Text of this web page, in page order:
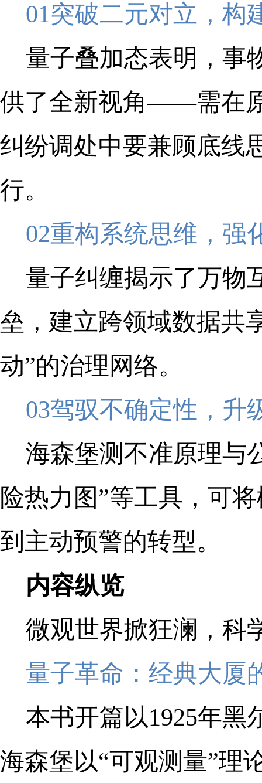
01突破二元对立，构
量子叠加态表明，事
供了全新视角——需在
纠纷调处中要兼顾底线
行。
02重构系统思维，强
量子纠缠揭示了万物
垒，建立跨领域数据共
动”的治理网络。
03驾驭不确定性，升
海森堡测不准原理与
险热力图”等工具，可
到主动预警的转型。
内容纵览
微观世界掀狂澜，科
量子革命：经典大厦
本书开篇以1925年黑
海森堡以“可观测量”理